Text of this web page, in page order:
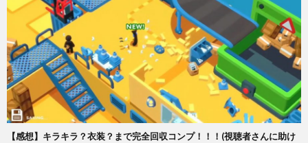
【感想】キラキラ？衣装？まで完全回収コンプ！！！(視聴者さんに助け